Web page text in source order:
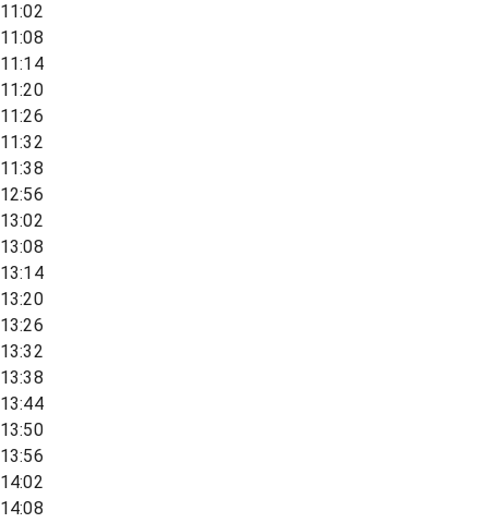
11:02
11:08
11:14
11:20
11:26
11:32
11:38
12:56
13:02
13:08
13:14
13:20
13:26
13:32
13:38
13:44
13:50
13:56
14:02
14:08